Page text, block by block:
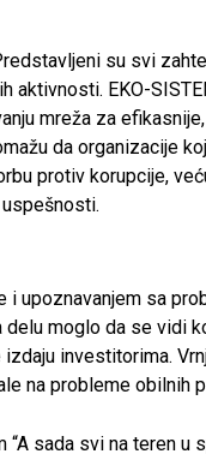
su svi
aktivnosti. EKO-
mreža za
da organizacije
protiv korupcije,
i upoznavanjem sa
moglo da se vidi
investitorima.
na probleme obilnih
sada svi na teren u